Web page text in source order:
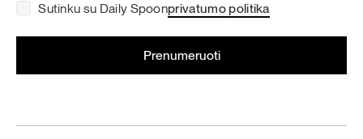
Sutinku su Daily Spoonprivatumo politika